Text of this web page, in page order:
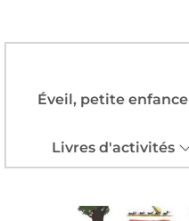
Éveil, petite enfance
Livres d'activités